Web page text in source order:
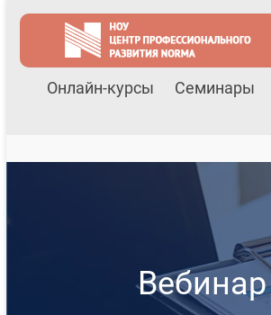
Онлайн-курсы Семинары